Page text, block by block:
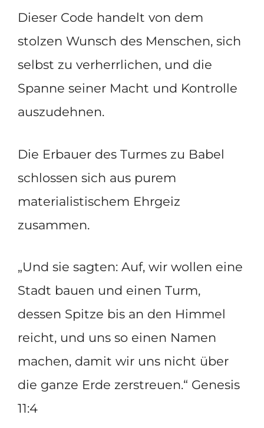
Dieser Code handelt von dem
stolzen Wunsch des Menschen, sich
selbst zu verherrlichen, und die
Spanne seiner Macht und Kontrolle
auszudehnen.
Die Erbauer des Turmes zu Babel
schlossen sich aus purem
materialistischem Ehrgeiz
zusammen.
„Und sie sagten: Auf, wir wollen eine
Stadt bauen und einen Turm,
dessen Spitze bis an den Himmel
reicht, und uns so einen Namen
machen, damit wir uns nicht über
die ganze Erde zerstreuen.“ Genesis
11:4